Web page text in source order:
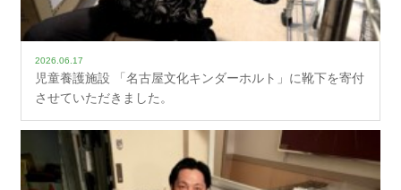
2026.06.17
児童養護施設 「名古屋文化キンダーホルト」に靴下を寄付
させていただきました。